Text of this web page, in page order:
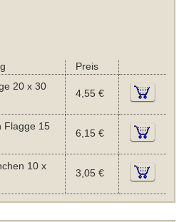
Preis
20 x 30
4,55 €
Flagge 15
6,15 €
10 x
3,05 €